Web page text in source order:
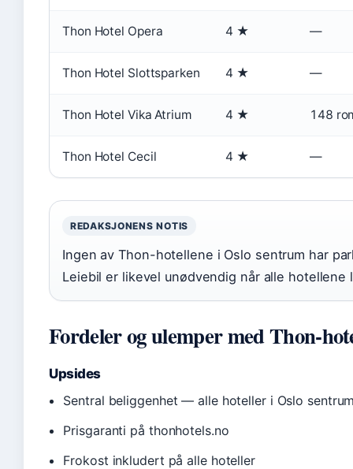
Thon Hotel Opera 4 ★ —
Thon Hotel Slottsparken 4 ★ —
Thon Hotel Vika Atrium 4 ★ 148
Thon Hotel Cecil 4 ★ —
REDAKSJONENS NOTIS
Ingen av Thon-hotellene i Oslo sentrum har
Leiebil er likevel unødvendig når alle hotellene
Fordeler og ulemper med Thon-
Upsides
Sentral beliggenhet — alle hoteller i Oslo
Prisgaranti på thonhotels.no
Frokost inkludert på alle hoteller